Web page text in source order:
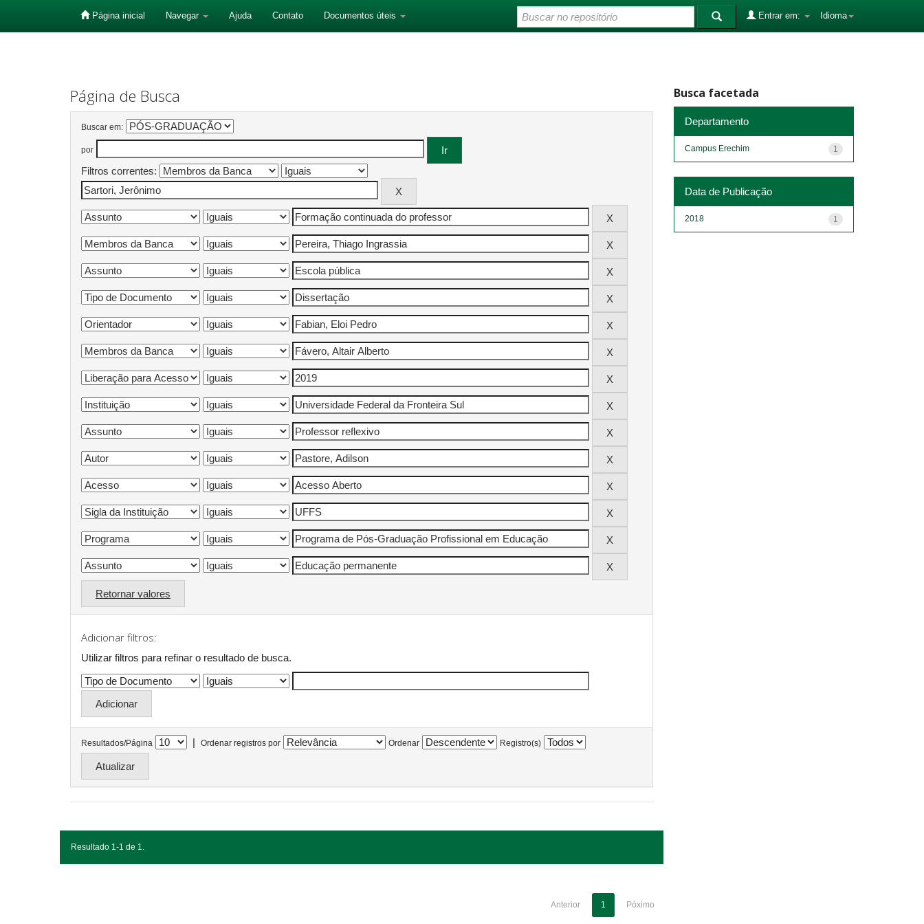
Página inicial Navegar Ajuda Contato Documentos úteis Idioma
Entrar em:
Página de Busca
Buscar em:
por
Filtros correntes:
Retornar valores
Adicionar filtros:
Utilizar filtros para refinar o resultado de busca.
Resultados/Página | Ordenar registros por Ordenar Registro(s)
Resultado 1-1 de 1.
Anterior 1 Póximo
Busca facetada
Departamento
1
Campus Erechim
Data de Publicação
1
2018